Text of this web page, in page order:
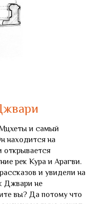
и самый
находится на
открывается
рек Кура и Арагви.
и увидели на
Джвари не
вы? Да потому что